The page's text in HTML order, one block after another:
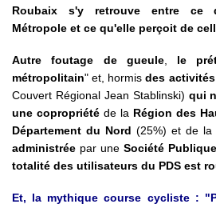
Roubaix s'y retrouve entre ce
Métropole et ce qu'elle perçoit de
Autre foutage de gueule, le
métropolitain" et, hormisdes activités
Couvert Régional Jean Stablinski) qui
une copropriété de la Région des
Département du Nord (25%) et de la
administrée par une Société
totalité des utilisateurs du PDS est
Et, la mythique course cycliste :